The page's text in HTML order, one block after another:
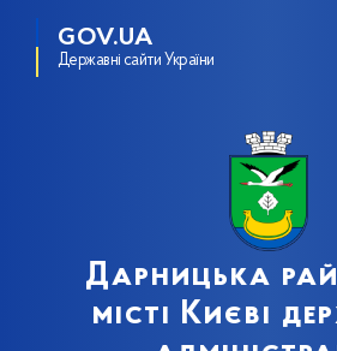
GOV.UA
Державні сайти України
Дарницька
місті Києві